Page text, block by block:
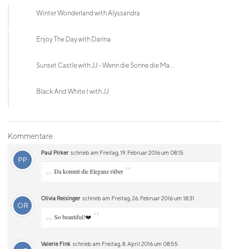
Winter Wonderland with Alyssandra
Enjoy The Day with Darina
Sunset Castle with JJ - Wenn die Sonne die Ma...
Black And White I with JJ
Kommentare
PP
Paul Pirker schrieb am Freitag, 19. Februar 2016 um 08:15
„ Da kommt die Eleganz rüber “
OR
Olivia Reisinger schrieb am Freitag, 26. Februar 2016 um 18:31
„ So beautiful!❤️ “
Valerie Fink schrieb am Freitag, 8. April 2016 um 08:55